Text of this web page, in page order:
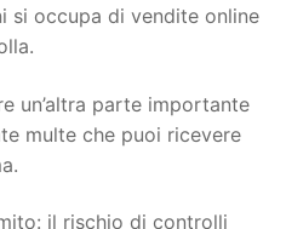
si occupa di vendite online
un’altra parte importante
multe che puoi ricevere
il rischio di controlli